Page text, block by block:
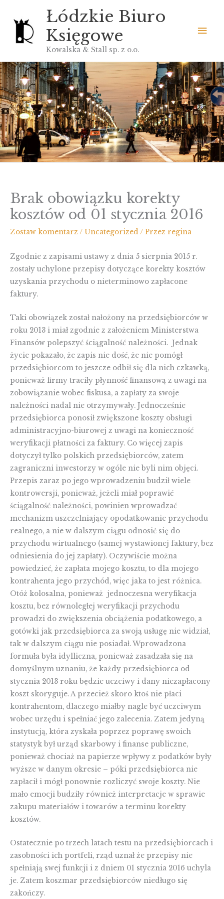
Łódzkie Biuro
Księgowe
Kowalska & Stall sp. z o.o.
Brak obowiązku korekty
kosztów od 01 stycznia 2016
Zostaw komentarz / Uncategorized/ Przez regina
Zgodnie z zapisami ustawy z dnia 5 sierpnia 2015 r.
zostały uchylone przepisy dotyczące korekty kosztów
uzyskania przychodu o nieterminowo zapłacone
faktury.
Taki obowiązek został nałożony na przedsiębiorców w
roku 2013 i miał zgodnie z założeniem Ministerstwa
Finansów polepszyć ściągalność należności. Jednak
życie pokazało, że zapis nie dość, że nie pomógł
przedsiębiorcom to jeszcze odbił się dla nich czkawką,
ponieważ firmy traciły płynność finansową z uwagi na
zobowiązanie wobec fiskusa, a zapłaty za swoje
należności nadal nie otrzymywały. Jednocześnie
przedsiębiorca ponosił zwiększone koszty obsługi
administracyjno-biurowej z uwagi na konieczność
weryfikacji płatności za faktury. Co więcej zapis
dotyczył tylko polskich przedsiębiorców, zatem
zagraniczni inwestorzy w ogóle nie byli nim objęci.
Przepis zaraz po jego wprowadzeniu budził wiele
kontrowersji, ponieważ, jeżeli miał poprawić
ściągalność należności, powinien wprowadzać
mechanizm uszczelniający opodatkowanie przychodu
realnego, a nie w dalszym ciągu odnosić się do
przychodu wirtualnego (samej wystawionej faktury, bez
odniesienia do jej zapłaty). Oczywiście można
powiedzieć, że zapłata mojego kosztu, to dla mojego
kontrahenta jego przychód, więc jaka to jest różnica.
Otóż kolosalna, ponieważ jednoczesna weryfikacja
kosztu, bez równoległej weryfikacji przychodu
prowadzi do zwiększenia obciążenia podatkowego, a
gotówki jak przedsiębiorca za swoją usługę nie widział,
tak w dalszym ciągu nie posiadał. Wprowadzona
formuła była idylliczna, ponieważ zasadzała się na
domyślnym uznaniu, że każdy przedsiębiorca od
stycznia 2013 roku będzie uczciwy i dany niezapłacony
koszt skoryguje. A przecież skoro ktoś nie płaci
kontrahentom, dlaczego miałby nagle być uczciwym
wobec urzędu i spełniać jego zalecenia. Zatem jedyną
instytucją, która zyskała poprzez poprawę swoich
statystyk był urząd skarbowy i finanse publiczne,
ponieważ chociaż na papierze wpływy z podatków były
wyższe w danym okresie – póki przedsiębiorca nie
zapłacił i mógł ponownie rozliczyć swoje koszty. Nie
mało emocji budziły również interpretacje w sprawie
zakupu materiałów i towarów a terminu korekty
kosztów.
Ostatecznie po trzech latach testu na przedsiębiorcach i
zasobności ich portfeli, rząd uznał że przepisy nie
spełniają swej funkcji i z dniem 01 stycznia 2016 uchyla
je. Zatem koszmar przedsiębiorców niedługo się
zakończy.